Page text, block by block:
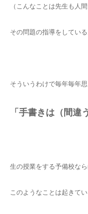
（こんなことは先生も人
その問題の指導をしている
そういうわけで毎年毎年思
「手書きは（間違
生の授業をする予備校なら
このようなことは起きてい